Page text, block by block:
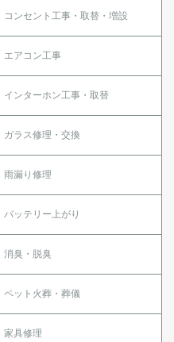
コンセント工事・取替・増設
エアコン工事
インターホン工事・取替
ガラス修理・交換
雨漏り修理
バッテリー上がり
消臭・脱臭
ペット火葬・葬儀
家具修理